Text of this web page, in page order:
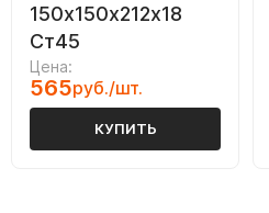
150х150х212х18
Ст45
Цена:
565руб./шт.
КУПИТЬ